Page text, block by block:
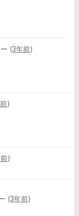
(3年前)
)
)
(3年前)